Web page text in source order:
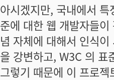
아시겠지만, 국내에서
준에 대한 웹 개발자들
념 자체에 대해서 인식
을 강변하고, W3C 의 표
그렇기 때문에 이 프로